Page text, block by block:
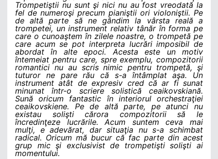
Trompetiştii nu sunt şi nici nu au fost vreodată la
fel de numeroşi precum pianiştii ori violoniştii. Pe
de altă parte să ne gândim la vârsta reală a
trompetei, un instrument relativ tânăr în forma pe
care o cunoaştem în zilele noastre, o trompetă pe
care acum se pot interpreta lucrări imposibil de
abordat în alte epoci. Acesta este un motiv
întemeiat pentru care, spre exemplu, compozitorii
romantici nu au scris nimic pentru trompetă, şi
tuturor ne pare rău că s-a întâmplat aşa. Un
instrument atât de expresiv cred că ar fi sunat
minunat într-o scriere solistică ceaikovskiană.
Sună oricum fantastic în interiorul orchestraţiei
ceaikovskiene.
Pe de altă parte, pe atunci nu
existau solişti cărora compozitorii să le
încredinţeze lucrările. Acum suntem ceva mai
mulţi, e adevărat, dar situaţia nu s-a schimbat
radical. Oricum mă bucur că fac parte din acest
grup mic şi exclusivist de trompetişti solişti ai
momentului.